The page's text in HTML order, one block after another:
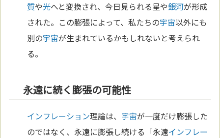
質や光へと変換され、今日見られる星や銀河が形成
された。この膨張によって、私たちの宇宙以外にも
別の宇宙が生まれているかもしれないと考えられ
る。
永遠に続く膨張の可能性
インフレーション理論は、 宇宙が一度だけ膨張した
のではなく、永遠に膨張し続ける「永遠インフレー